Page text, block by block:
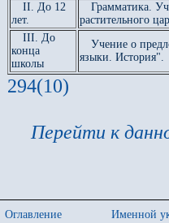
II. До 12
лет.
Грамматика.
растительного
III. До
конца
школы
Учение о
языки. История".
294(10)
Перейти к
Оглавление
Именной